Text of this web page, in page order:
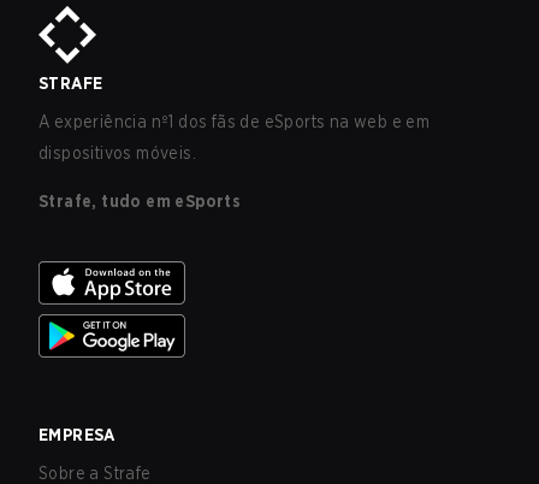
STRAFE
A experiência nº1 dos fãs de eSports na web e em
dispositivos móveis.
Strafe, tudo em eSports
EMPRESA
Sobre a Strafe